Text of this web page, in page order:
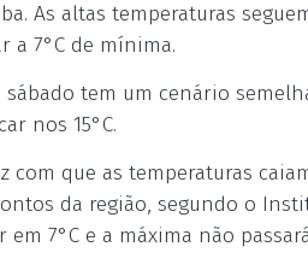
As altas temperaturas
a 7°C de mínima.
sábado tem um cenário
nos 15°C.
que as temperaturas
da região, segundo o
7°C e a máxima não passará